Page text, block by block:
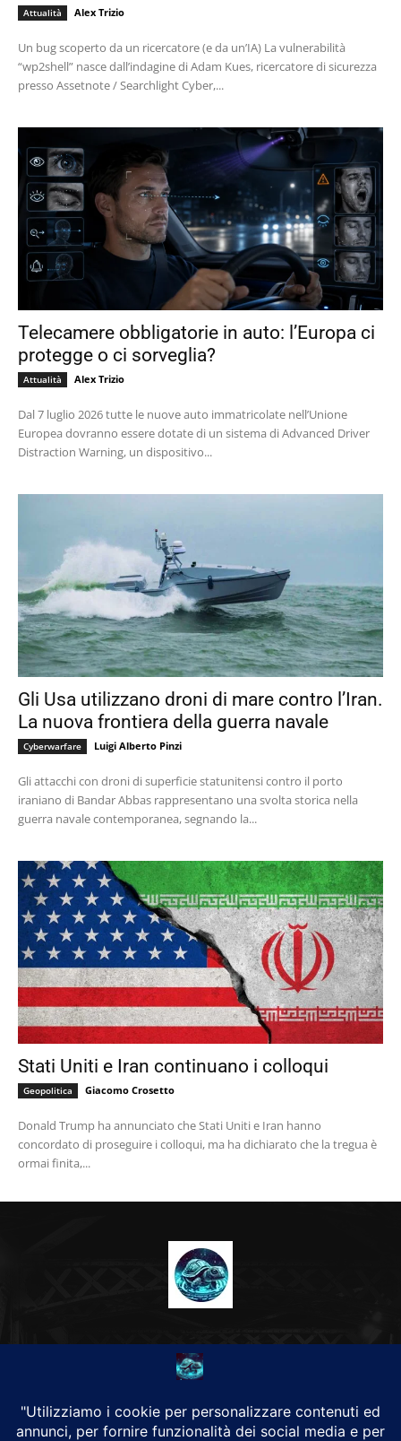
Attualità Alex Trizio
Un bug scoperto da un ricercatore (e da un’IA) La vulnerabilità
“wp2shell” nasce dall’indagine di Adam Kues, ricercatore di sicurezza
presso Assetnote / Searchlight Cyber,...
Telecamere obbligatorie in auto: l’Europa ci
protegge o ci sorveglia?
Attualità Alex Trizio
Dal 7 luglio 2026 tutte le nuove auto immatricolate nell’Unione
Europea dovranno essere dotate di un sistema di Advanced Driver
Distraction Warning, un dispositivo...
Gli Usa utilizzano droni di mare contro l’Iran.
La nuova frontiera della guerra navale
Cyberwarfare Luigi Alberto Pinzi
Gli attacchi con droni di superficie statunitensi contro il porto
iraniano di Bandar Abbas rappresentano una svolta storica nella
guerra navale contemporanea, segnando la...
Stati Uniti e Iran continuano i colloqui
Geopolitica Giacomo Crosetto
Donald Trump ha annunciato che Stati Uniti e Iran hanno
concordato di proseguire i colloqui, ma ha dichiarato che la tregua è
ormai finita,...
CHI SIAMO
Alground Geopolitica e Cyberwarfare.
Da una idea di Brunilde Trizio